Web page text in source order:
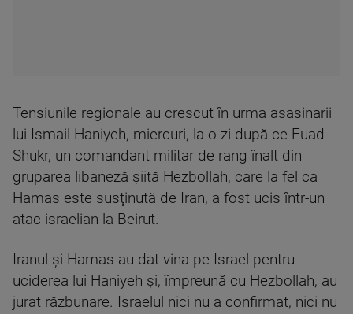
Tensiunile regionale au crescut în urma asasinarii
lui Ismail Haniyeh, miercuri, la o zi după ce Fuad
Shukr, un comandant militar de rang înalt din
gruparea libaneză şiită Hezbollah, care la fel ca
Hamas este susţinută de Iran, a fost ucis într-un
atac israelian la Beirut.
Iranul şi Hamas au dat vina pe Israel pentru
uciderea lui Haniyeh şi, împreună cu Hezbollah, au
jurat răzbunare. Israelul nici nu a confirmat, nici nu